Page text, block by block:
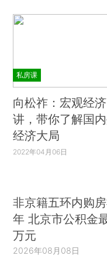
私房课
向松祚：宏观经
讲，带你了解国
经济大局
2022年04月06日
非京籍五环内购
年 北京市公积金
万元
2026年08月08日